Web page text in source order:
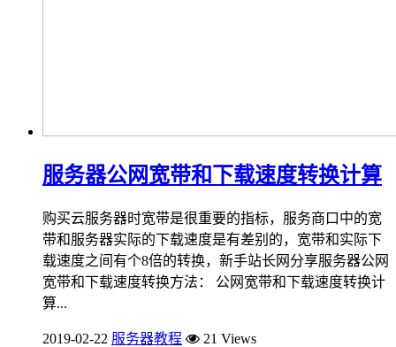
服务器公网宽带和下载速度转换计算
购买云服务器时宽带是很重要的指标，服务商口中的宽
带和服务器实际的下载速度是有差别的，宽带和实际下
载速度之间有个8倍的转换，新手站长网分享服务器公网
宽带和下载速度转换方法： 公网宽带和下载速度转换计
算...
2019-02-22 服务器教程 21 Views